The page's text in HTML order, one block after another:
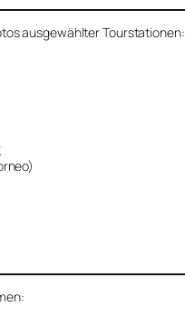
ausgewählter Tourstationen:
: